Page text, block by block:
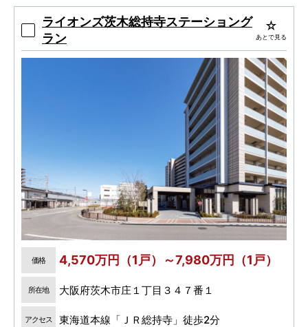
ライオンズ茨木総持寺ステーショング
ラン
あとで見る
価格 4,570万円（1戸）～7,980万円（1戸）
所在地 大阪府茨木市庄１丁目３４７番１
アクセス 東海道本線「ＪＲ総持寺」徒歩2分